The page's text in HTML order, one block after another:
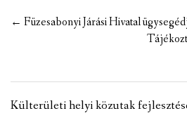
Post
← Füzesabonyi Járási Hivatal
Külterületi helyi közutak